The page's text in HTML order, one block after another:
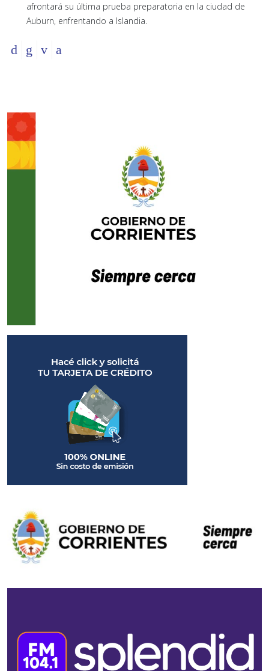
afrontará su última prueba preparatoria en la ciudad de
Auburn, enfrentando a Islandia.